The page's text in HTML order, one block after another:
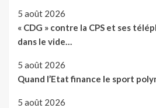
5 août 2026
« CDG » contre la CPS et ses
dans le vide…
5 août 2026
Quand l’Etat finance le sport
5 août 2026